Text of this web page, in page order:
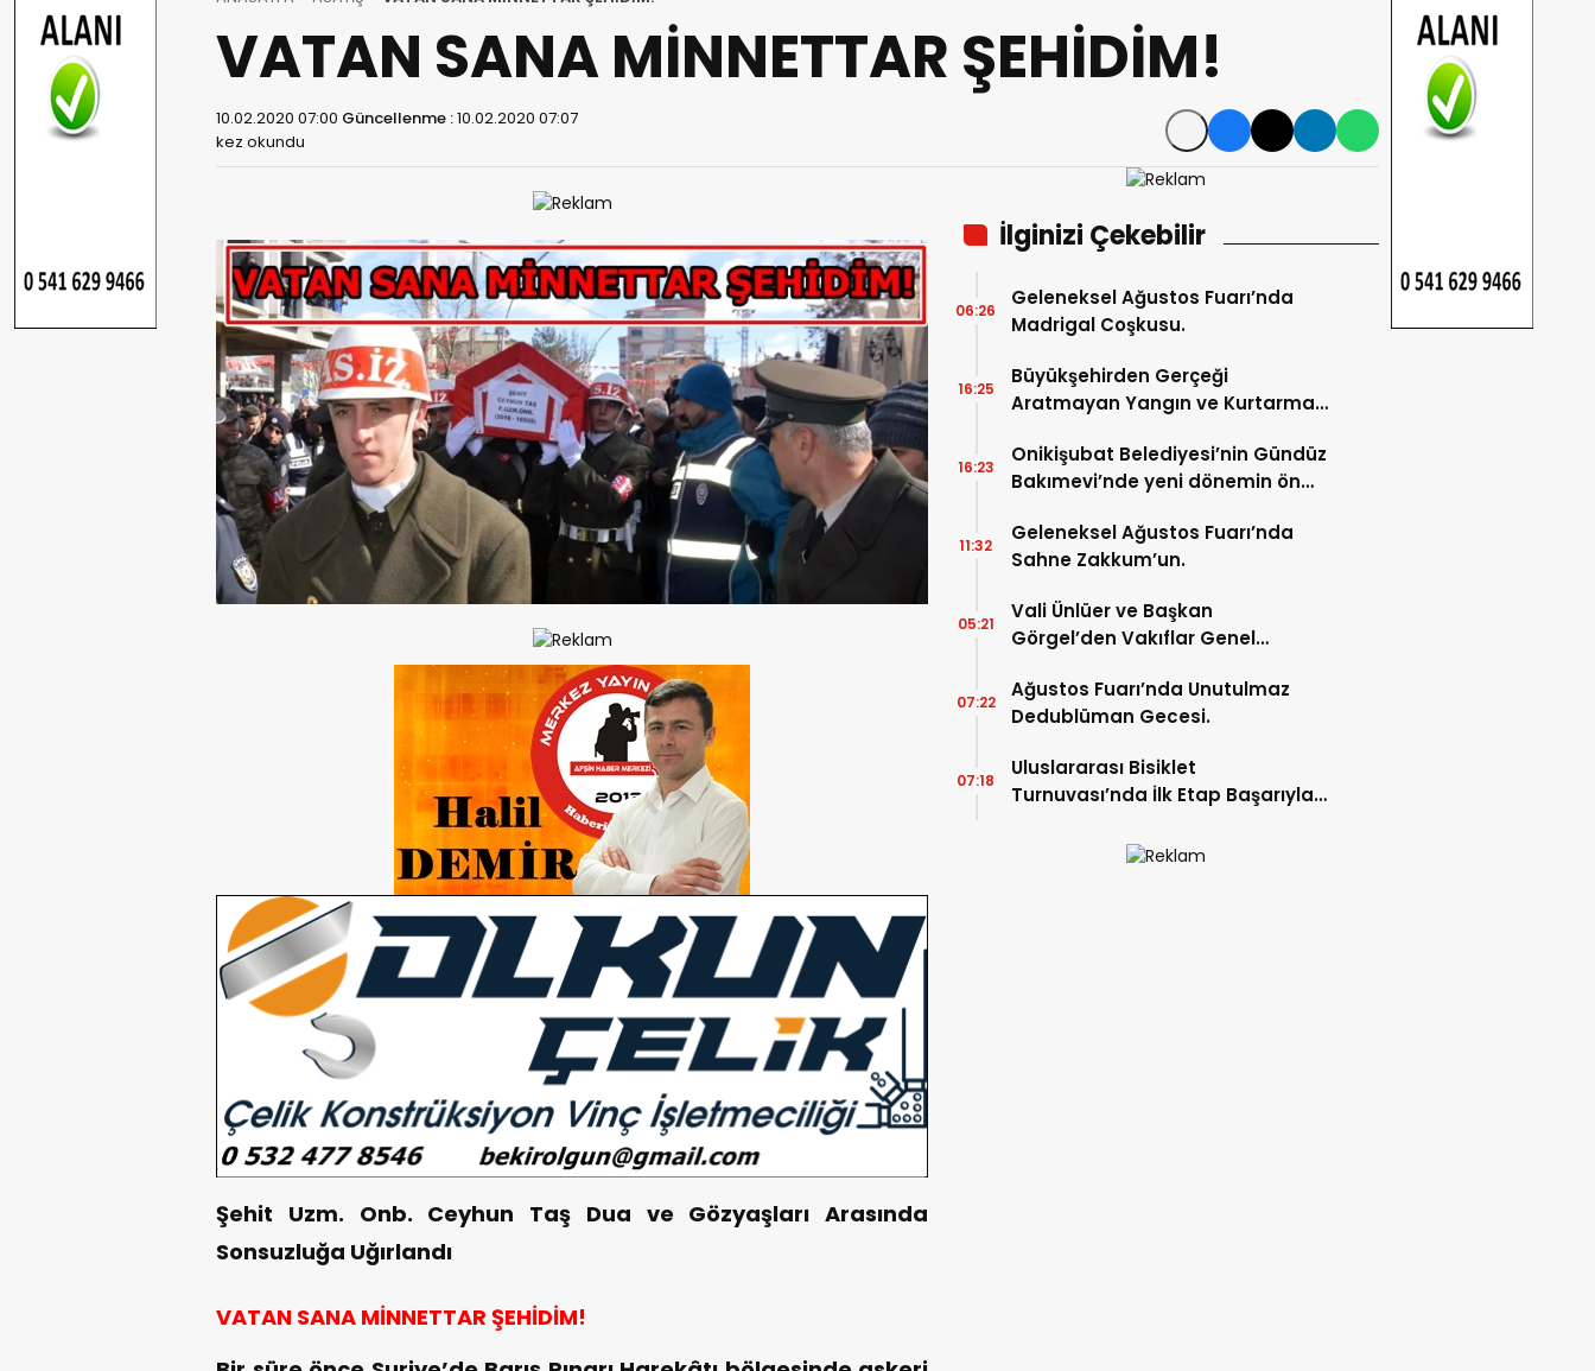
VATAN SANA MİNNETTAR ŞEHİDİM!
10.02.2020 07:00 Güncellenme :10.02.2020 07:07
kez okundu
Şehit Uzm. Onb. Ceyhun Taş Dua ve Gözyaşları Arasında
Sonsuzluğa Uğırlandı
VATAN SANA MİNNETTAR ŞEHİDİM!
İlginizi Çekebilir
Geleneksel Ağustos Fuarı’nda
Madrigal Coşkusu.
06:26
Büyükşehirden Gerçeği
Aratmayan Yangın ve Kurtarma
16:25
Onikişubat Belediyesi’nin Gündüz
Bakımevi’nde yeni dönemin ön
16:23
Geleneksel Ağustos Fuarı’nda
Sahne Zakkum’un.
11:32
Vali Ünlüer ve Başkan
Görgel’den Vakıflar Genel
05:21
Ağustos Fuarı’nda Unutulmaz
Dedublüman Gecesi.
07:22
Uluslararası Bisiklet
Turnuvası’nda İlk Etap Başarıyla
07:18